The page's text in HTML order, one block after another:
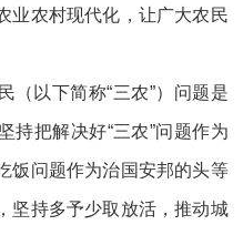
业农村现代化，让广大农民
以下简称“三农”）问题是
持把解决好“三农”问题作为
饭问题作为治国安邦的头等
坚持多予少取放活，推动城